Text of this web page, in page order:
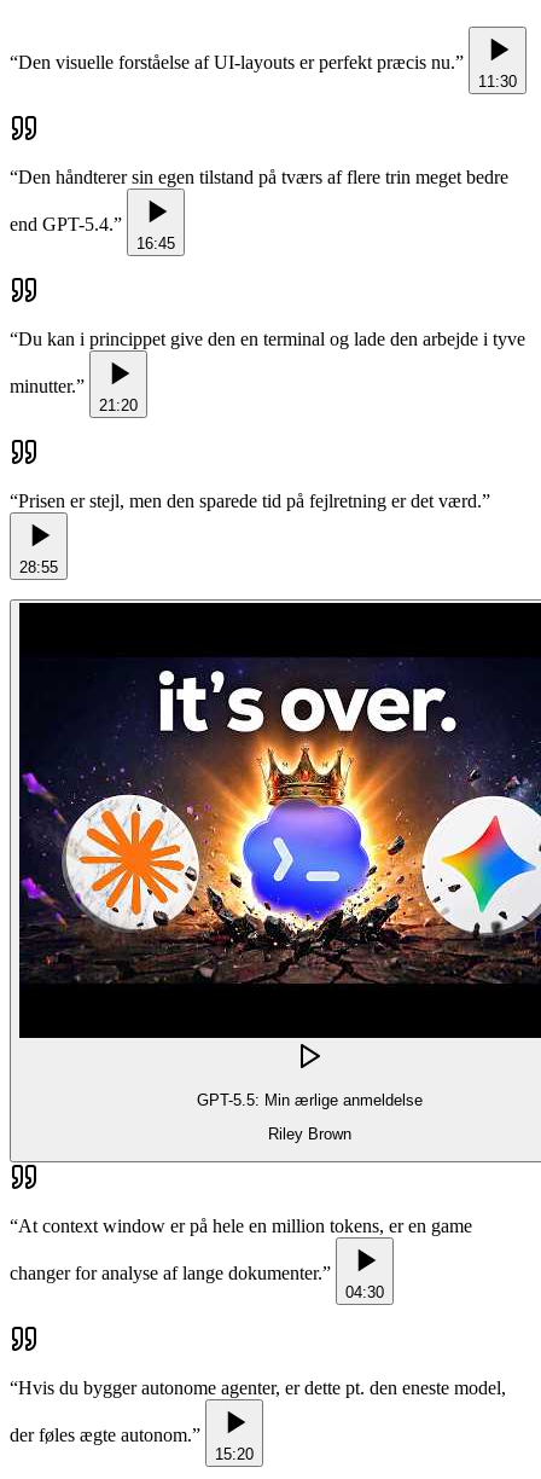
“Den visuelle forståelse af UI-layouts er perfekt præcis nu.”
11:30
“Den håndterer sin egen tilstand på tværs af flere trin meget bedre
end GPT-5.4.”
16:45
“Du kan i princippet give den en terminal og lade den arbejde i tyve
minutter.”
21:20
“Prisen er stejl, men den sparede tid på fejlretning er det værd.”
28:55
GPT-5.5: Min ærlige anmeldelse
Riley Brown
“At context window er på hele en million tokens, er en game
changer for analyse af lange dokumenter.”
04:30
“Hvis du bygger autonome agenter, er dette pt. den eneste model,
der føles ægte autonom.”
15:20